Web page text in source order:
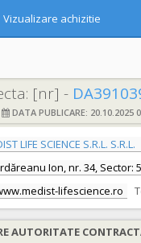
Vizualizare achizitie
[nr] -
DATA PUBLICARE: 20.10.2025
OFERTANT
LIFE SCIENCE S.R.L. S.R.L.
Ion, nr. 34, Sector:
lifescience.ro
AUTORITATE